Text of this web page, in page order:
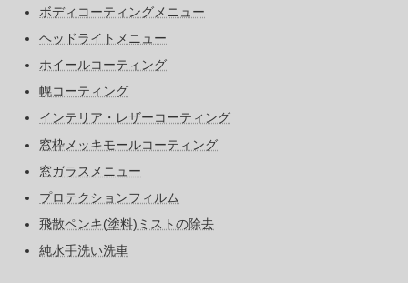
ボディコーティングメニュー
ヘッドライトメニュー
ホイールコーティング
幌コーティング
インテリア・レザーコーティング
窓枠メッキモールコーティング
窓ガラスメニュー
プロテクションフィルム
飛散ペンキ(塗料)ミストの除去
純水手洗い洗車